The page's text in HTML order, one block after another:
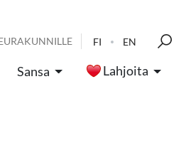
FI EN
Sansa Lahjoita